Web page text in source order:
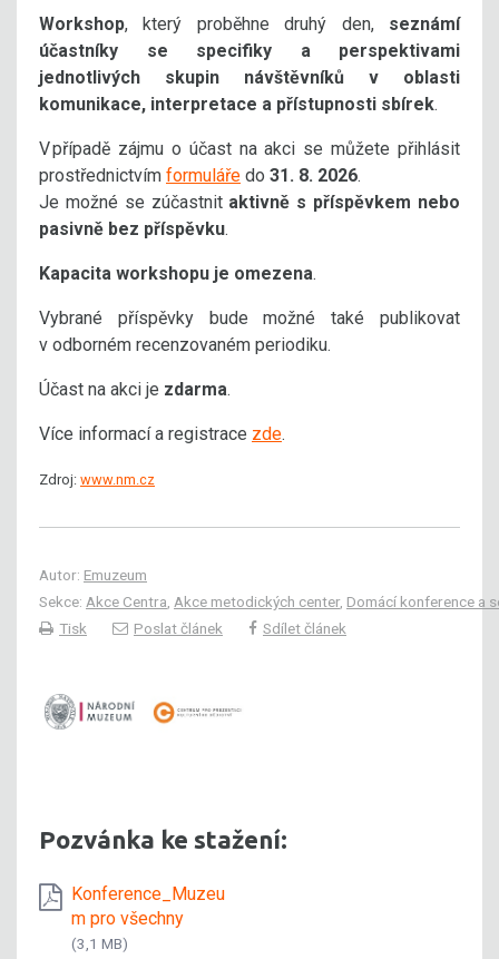
Workshop, který proběhne druhý den, seznámí
účastníky se specifiky a perspektivami
jednotlivých skupin návštěvníků v oblasti
komunikace, interpretace a přístupnosti sbírek.
V případě zájmu o účast na akci se můžete přihlásit
prostřednictvím formuláře do 31. 8. 2026.
Je možné se zúčastnit aktivně s příspěvkem nebo
pasivně bez příspěvku.
Kapacita workshopu je omezena.
Vybrané příspěvky bude možné také publikovat
v odborném recenzovaném periodiku.
Účast na akci je zdarma.
Více informací a registrace zde.
Zdroj: www.nm.cz
Autor: Emuzeum
Sekce: Akce Centra Akce metodických center, Domácí konference a
Tisk
Poslat článek Sdílet článek
Pozvánka ke stažení:
Konference_Muzeu
m pro všechny
(3,1 MB)